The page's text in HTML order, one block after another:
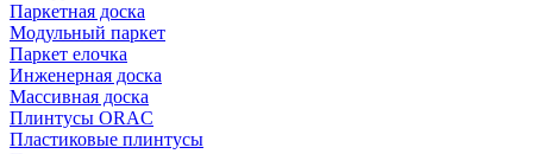
Паркетная доска
Модульный паркет
Паркет елочка
Инженерная доска
Массивная доска
Плинтусы ORAC
Пластиковые плинтусы